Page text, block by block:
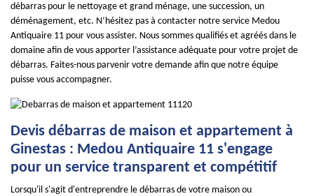
débarras pour le nettoyage et grand ménage, une succession, un
déménagement, etc. N’hésitez pas à contacter notre service Medou
Antiquaire 11 pour vous assister. Nous sommes qualifiés et agréés dans le
domaine afin de vous apporter l’assistance adéquate pour votre projet de
débarras. Faites-nous parvenir votre demande afin que notre équipe
puisse vous accompagner.
Devis débarras de maison et appartement à
Ginestas : Medou Antiquaire 11 s'engage
pour un service transparent et compétitif
Lorsqu'il s'agit d'entreprendre le débarras de votre maison ou